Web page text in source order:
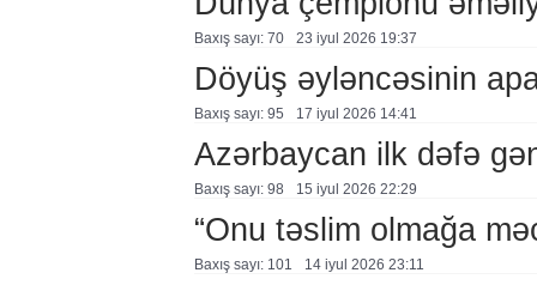
Baxış sayı: 70 23 i̇yul 2026 19:37
Döyüş əyləncəsinin
Baxış sayı: 95 17 i̇yul 2026 14:41
Azərbaycan ilk dəfə
Baxış sayı: 98 15 i̇yul 2026 22:29
“Onu təslim olmağa
Baxış sayı: 101 14 i̇yul 2026 23:11